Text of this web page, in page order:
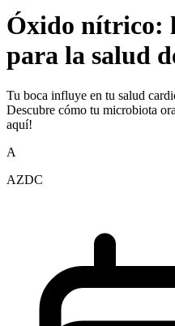
Óxido nítrico:
para la salud
Tu boca influye en tu salud
Descubre cómo tu microbiota
aquí!
A
AZDC